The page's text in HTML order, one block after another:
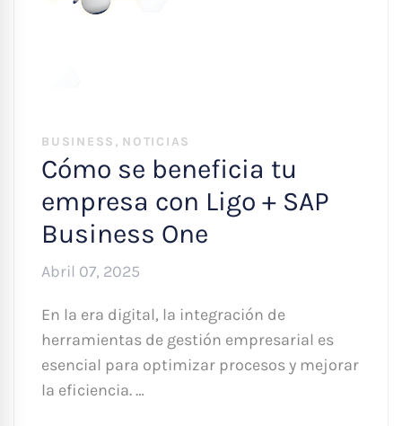
BUSINESS , NOTICIAS
Cómo se beneficia tu
empresa con Ligo + SAP
Business One
Abril 07, 2025
En la era digital, la integración de
herramientas de gestión empresarial es
esencial para optimizar procesos y mejorar
la eficiencia. …